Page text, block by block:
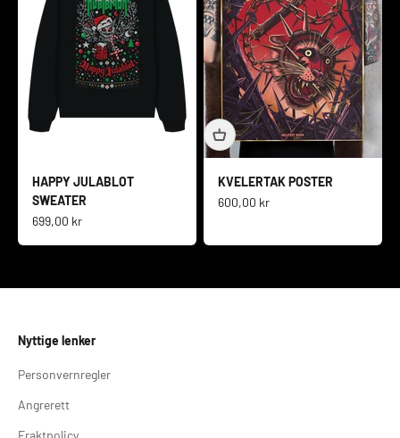
HAPPY JULABLOT
SWEATER
Salgspris
699,00 kr
KVELERTAK POSTER
Salgspris
600,00 kr
Nyttige lenker
Personvernregler
Angrerett
Fraktpolicy